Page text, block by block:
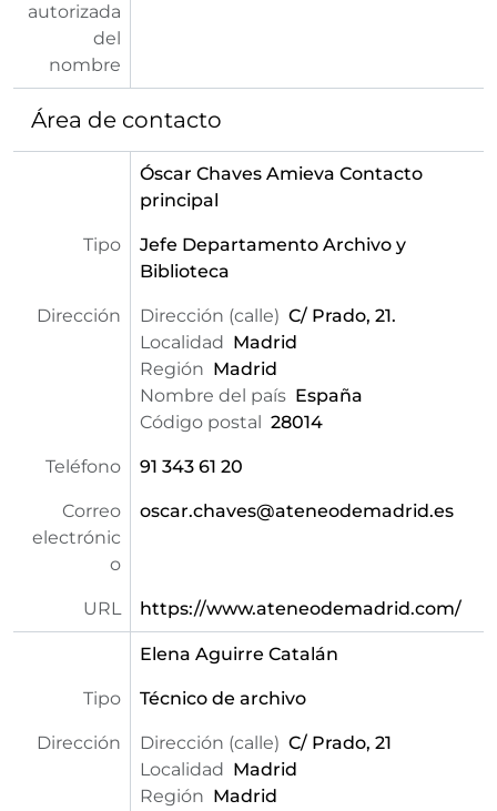
autorizada
del
nombre
Área de contacto
Óscar Chaves Amieva Contacto
principal
Tipo
Jefe Departamento Archivo y
Biblioteca
Dirección Dirección (calle) C/ Prado, 21.
Localidad Madrid
Región Madrid
Nombre del país España
Código postal 28014
Teléfono 91 343 61 20
Correo
electrónic
o
oscar.chaves@ateneodemadrid.es
URL https://www.ateneodemadrid.com/
Elena Aguirre Catalán
Tipo Técnico de archivo
Dirección Dirección (calle) C/ Prado, 21
Localidad Madrid
Región Madrid